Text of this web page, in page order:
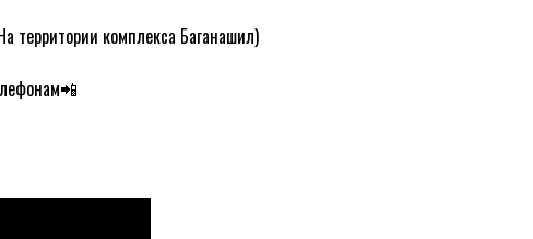
территории комплекса Баганашил)